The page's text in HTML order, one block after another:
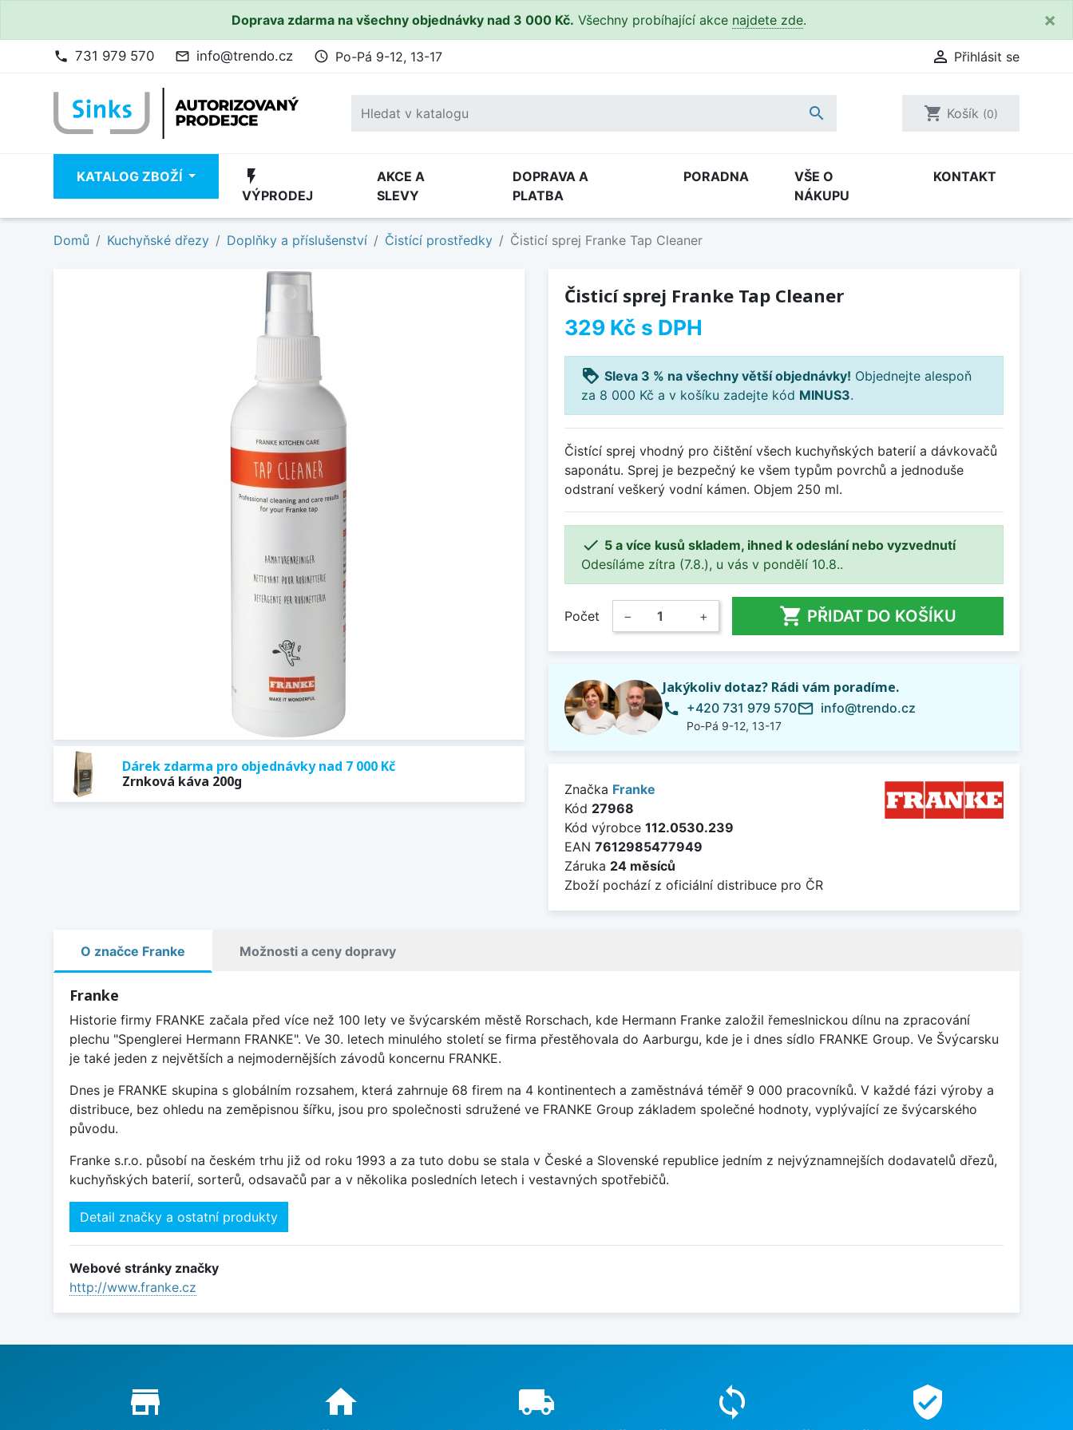
Doprava zdarma na všechny objednávky nad 3 000 Kč. Všechny probíhající akce najdete zde. ×
phone 731 979 570 mail_outline info@trendo.cz access_time Po-Pá 9-12, 13-17  Přihlásit se
 shopping_cart Košík (0)
KATALOG ZBOŽÍ flash_on
VÝPRODEJ
AKCE A
SLEVY
DOPRAVA A
PLATBA
PORADNA
VŠE O
NÁKUPU
KONTAKT
Domů Kuchyňské dřezy Doplňky a příslušenství Čistící prostředky Čisticí sprej Franke Tap Cleaner
Dárek zdarma pro objednávky nad 7 000 Kč
Zrnková káva 200g
Čisticí sprej Franke Tap Cleaner
329 Kč s DPH
loyalty Sleva 3 % na všechny větší objednávky! Objednejte alespoň
za 8 000 Kč a v košíku zadejte kód MINUS3.
Čistící sprej vhodný pro čištění všech kuchyňských baterií a dávkovačů
saponátu. Sprej je bezpečný ke všem typům povrchů a jednoduše
odstraní veškerý vodní kámen. Objem 250 ml.
 5 a více kusů skladem, ihned k odeslání nebo vyzvednutí
Odesíláme zítra (7.8.), u vás v pondělí 10.8..
Počet − +  PŘIDAT DO KOŠÍKU
Jakýkoliv dotaz? Rádi vám poradíme.
phone +420 731 979 570
Po-Pá 9-12, 13-17
mail_outline info@trendo.cz
Značka Franke
Kód 27968
Kód výrobce 112.0530.239
EAN 7612985477949
Záruka 24 měsíců
Zboží pochází z oficiální distribuce pro ČR
O značce Franke Možnosti a ceny dopravy
Franke
Historie firmy FRANKE začala před více než 100 lety ve švýcarském městě Rorschach, kde Hermann Franke založil řemeslnickou dílnu na zpracování
plechu "Spenglerei Hermann FRANKE". Ve 30. letech minulého století se firma přestěhovala do Aarburgu, kde je i dnes sídlo FRANKE Group. Ve Švýcarsku
je také jeden z největších a nejmodernějších závodů koncernu FRANKE.
Dnes je FRANKE skupina s globálním rozsahem, která zahrnuje 68 firem na 4 kontinentech a zaměstnává téměř 9 000 pracovníků. V každé fázi výroby a
distribuce, bez ohledu na zeměpisnou šířku, jsou pro společnosti sdružené ve FRANKE Group základem společné hodnoty, vyplývající ze švýcarského
původu.
Franke s.r.o. působí na českém trhu již od roku 1993 a za tuto dobu se stala v České a Slovenské republice jedním z nejvýznamnejších dodavatelů dřezů,
kuchyňských baterií, sorterů, odsavačů par a v několika posledních letech i vestavných spotřebičů.
Detail značky a ostatní produkty
Webové stránky značky
http://www.franke.cz
Proč nakupovat u nás?
store_mall_directory home local_shipping sync verified_user